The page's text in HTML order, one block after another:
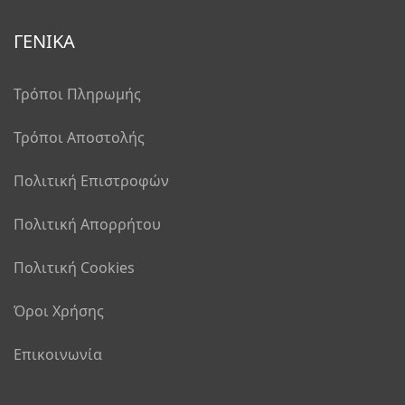
ΓΕΝΙΚΑ
Τρόποι Πληρωμής
Τρόποι Αποστολής
Πολιτική Επιστροφών
Πολιτική Απορρήτου
Πολιτική Cookies
Όροι Χρήσης
Επικοινωνία